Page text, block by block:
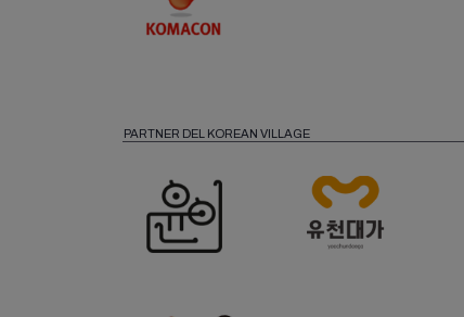
PARTNER DEL KOREAN VILLAGE